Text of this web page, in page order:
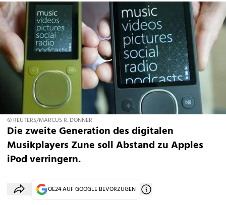
© REUTERS/MARCUS R. DONNER
Die zweite Generation des digitalen
Musikplayers Zune soll Abstand zu Apples
iPod verringern.
OE24 AUF GOOGLE BEVORZUGEN